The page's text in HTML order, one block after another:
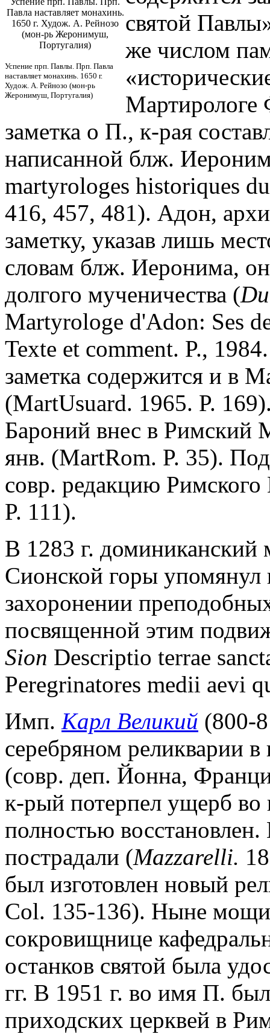
Павла наставляет монахинь.
1650 г. Худож. А. Рейнозо
(мон-рь Жеронимуш,
Португалия)
Успение прп. Павлы. Прп. Павла
наставляет монахинь. 1650 г.
Худож. А. Рейнозо (мон-рь
Жеронимуш, Португалия)
святой
же числом
Мартирологе
заметка о П., к-рая
написанной блж.
martyrologes historiques
416, 457, 481). Адон,
заметку, указав лишь
словам блж. Иеронима,
долгого мученичества (
Martyrologe d'Adon: Ses
Texte et comment. P.,
заметка содержится и в
(MartUsuard. 1965. P.
Бароний внес в Римский
янв. (MartRom. P. 35).
совр. редакцию
P. 111).
В 1283 г. доминиканский
Сионской горы
захоронении
посвященной этим
Sion Descriptio terrae
Peregrinatores medii aevi
Имп. Карл Великий (800-
серебряном реликварии
(совр. деп. Йонна,
к-рый потерпел ущерб
полностью
пострадали (Mazzarelli.
был изготовлен новый
Col. 135-136). Ныне мощи
сокровищнице
останков святой была
гг. В 1951 г. во имя П.
приходских церквей в